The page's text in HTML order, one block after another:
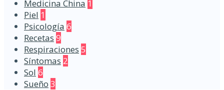
Medicina China 1
Piel 1
Psicología 6
Recetas 9
Respiraciones 5
Síntomas 2
Sol 6
Sueño 3